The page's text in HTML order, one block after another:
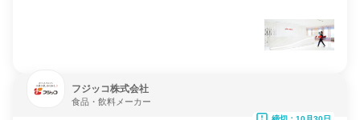
フジッコ株式会社
食品・飲料メーカー